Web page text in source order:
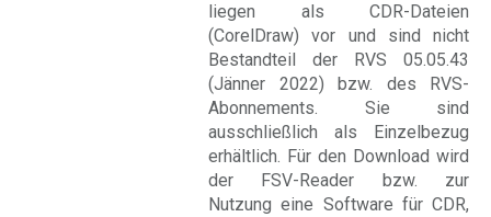
liegen als CDR-Dateien
(CorelDraw) vor und sind nicht
Bestandteil der RVS 05.05.43
(Jänner 2022) bzw. des RVS-
Abonnements. Sie sind
ausschließlich als Einzelbezug
erhältlich. Für den Download wird
der FSV-Reader bzw. zur
Nutzung eine Software für CDR,